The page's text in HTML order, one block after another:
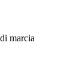
marcia